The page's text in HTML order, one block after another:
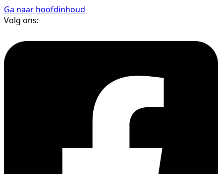
Ga naar hoofdinhoud
Volg ons: